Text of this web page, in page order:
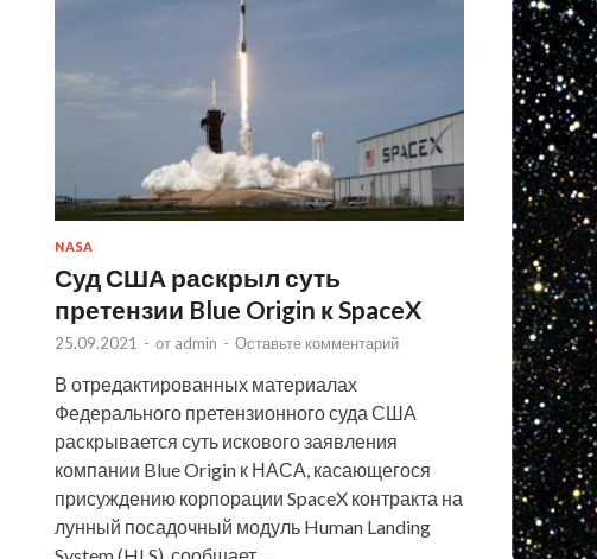
NASA
Суд США раскрыл суть
претензии Blue Origin к SpaceX
25.09.2021 - от admin - Оставьте комментарий
В отредактированных материалах
Федерального претензионного суда США
раскрывается суть искового заявления
компании Blue Origin к НАСА, касающегося
присуждению корпорации SpaceX контракта на
лунный посадочный модуль Human Landing